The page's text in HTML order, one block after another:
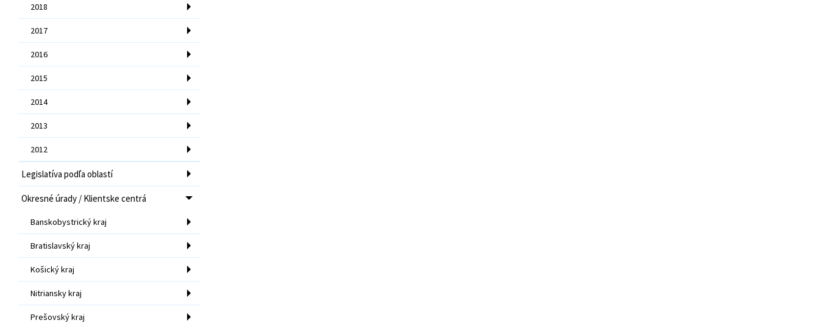
2018
2017
2016
2015
2014
2013
2012
Legislatíva podľa oblastí
Okresné úrady / Klientske centrá
Banskobystrický kraj
Bratislavský kraj
Košický kraj
Nitriansky kraj
Prešovský kraj